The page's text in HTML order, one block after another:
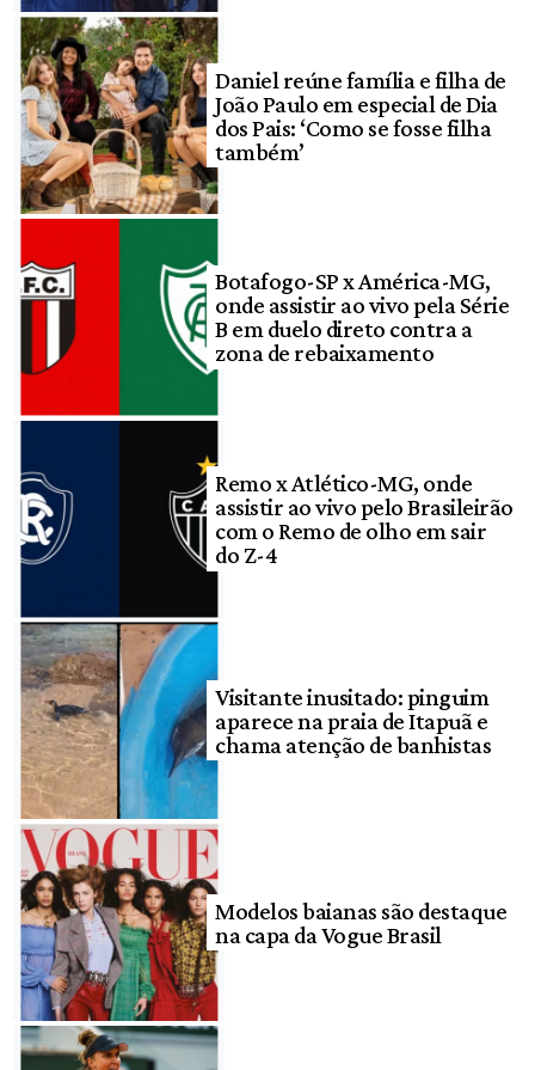
Daniel reúne família e filha de
João Paulo em especial de Dia
dos Pais: ‘Como se fosse filha
também’
Botafogo-SP x América-MG,
onde assistir ao vivo pela Série
B em duelo direto contra a
zona de rebaixamento
Remo x Atlético-MG, onde
assistir ao vivo pelo Brasileirão
com o Remo de olho em sair
do Z-4
Visitante inusitado: pinguim
aparece na praia de Itapuã e
chama atenção de banhistas
Modelos baianas são destaque
na capa da Vogue Brasil